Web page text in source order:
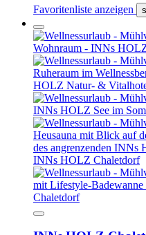
Favoritenliste anzeigen